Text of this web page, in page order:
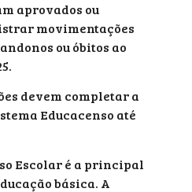
aprovados ou
movimentações
ou óbitos ao
devem completar a
Educacenso até
Escolar é a principal
básica. A